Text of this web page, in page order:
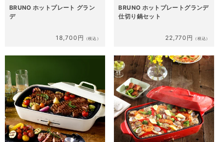
BRUNO ホットプレート グラン
デ
18,700円 （税込）
BRUNO ホットプレートグランデ
仕切り鍋セット
22,770円 （税込）